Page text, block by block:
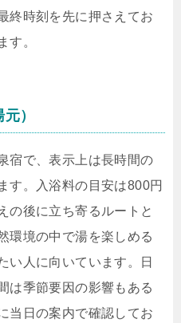
終時刻を先に押さえてお
す。
）
宿で、表示上は長時間の
す。入浴料の目安は800円
の後に立ち寄るルートと
環境の中で湯を楽しめる
い人に向いています。日
は季節要因の影響もある
当日の案内で確認してお